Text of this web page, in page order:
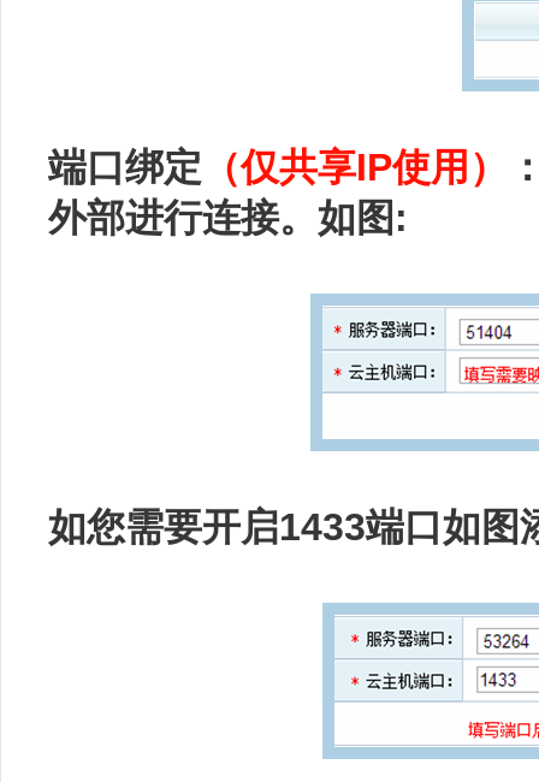
端口绑定 （仅共享IP使用）
外部进行连接。如图:
如您需要开启1433端口如图